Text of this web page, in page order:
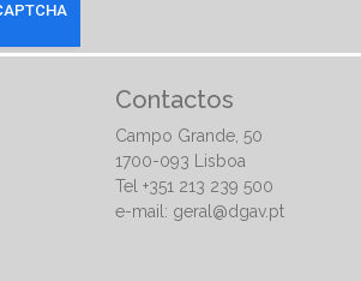
Contactos
Campo Grande, 50
1700-093 Lisboa
Tel +351 213 239 500
e-mail: geral@dgav.pt